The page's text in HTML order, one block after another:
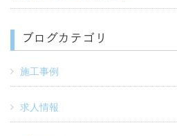
ブログカテゴリ
施工事例
求人情報